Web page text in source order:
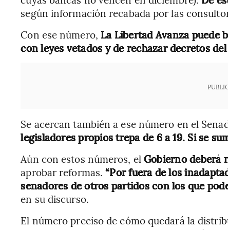
según información recabada por las
Con ese número, La Libertad Avanza puede
con leyes vetados y de rechazar decretos
Se acercan también a ese número en el
legisladores propios trepa de 6 a 19. Si se
Aún con estos números, el Gobierno deberá
aprobar reformas.“Por fuera de los
senadores de otros partidos con los que
en su discurso.
El número preciso de cómo quedará la